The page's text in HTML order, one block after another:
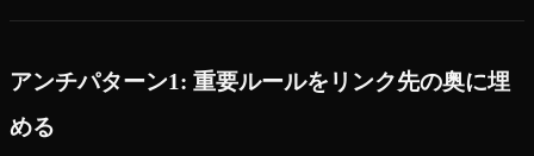
アンチパターン1: 重要ルールをリンク先の奥に埋
める